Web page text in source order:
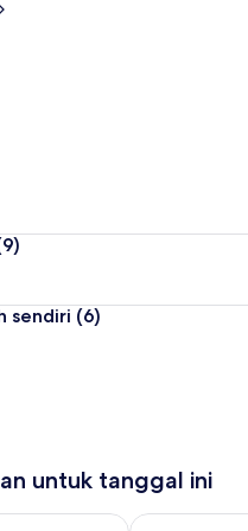
sendiri (6)
untuk tanggal ini
malam ini Agu 7 - Agu 8
Periksa